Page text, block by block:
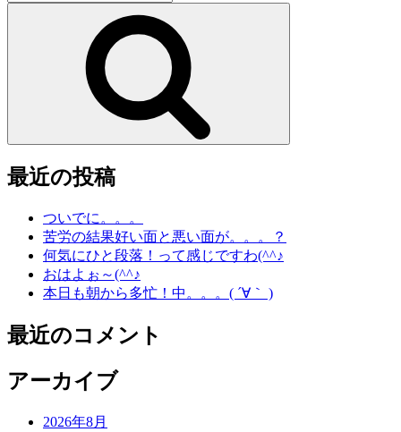
索:
最近の投稿
ついでに。。。
苦労の結果好い面と悪い面が。。。？
何気にひと段落！って感じですわ(^^♪
おはよぉ～(^^♪
本日も朝から多忙！中。。。( ´∀｀ )
最近のコメント
アーカイブ
2026年8月